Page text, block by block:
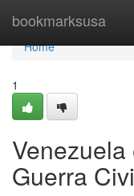
bookmarksusa
Home
Home
1
Guerra